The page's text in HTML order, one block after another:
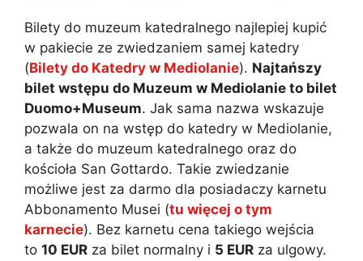
Bilety do muzeum katedralnego najlepiej kupić
w pakiecie ze zwiedzaniem samej katedry
(Bilety do Katedry w Mediolanie). Najtańszy
bilet wstępu do Muzeum w Mediolanie to bilet
Duomo+Museum. Jak sama nazwa wskazuje
pozwala on na wstęp do katedry w Mediolanie,
a także do muzeum katedralnego oraz do
kościoła San Gottardo. Takie zwiedzanie
możliwe jest za darmo dla posiadaczy karnetu
Abbonamento Musei (tu więcej o tym
karnecie). Bez karnetu cena takiego wejścia
to 10 EUR za bilet normalny i 5 EUR za ulgowy.